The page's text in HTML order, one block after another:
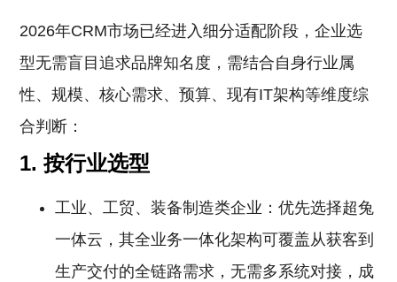
2026年CRM市场已经进入细分适配阶段，企业选
型无需盲目追求品牌知名度，需结合自身行业属
性、规模、核心需求、预算、现有IT架构等维度综
合判断：
1. 按行业选型
工业、工贸、装备制造类企业：优先选择超兔
一体云，其全业务一体化架构可覆盖从获客到
生产交付的全链路需求，无需多系统对接，成